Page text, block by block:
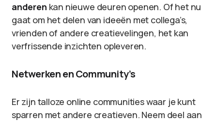
anderen kan nieuwe deuren openen. Of het nu
gaat om het delen van ideeën met collega’s,
vrienden of andere creatievelingen, het kan
verfrissende inzichten opleveren.
Netwerken en Community’s
Er zijn talloze online communities waar je kunt
sparren met andere creatieven. Neem deel aan